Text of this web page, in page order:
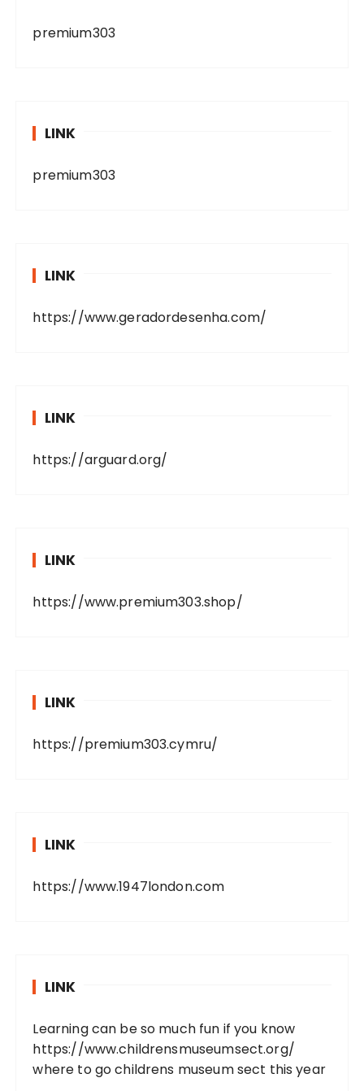
premium303
LINK
premium303
LINK
https://www.geradordesenha.com/
LINK
https://arguard.org/
LINK
https://www.premium303.shop/
LINK
https://premium303.cymru/
LINK
https://www.1947london.com
LINK
Learning can be so much fun if you know
https://www.childrensmuseumsect.org/
where to go childrens museum sect this year